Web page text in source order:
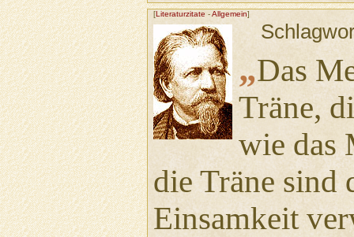
[Literaturzitate -Allgemein]
„Das
Träne,
wie das
die Träne sind
Einsamkeit